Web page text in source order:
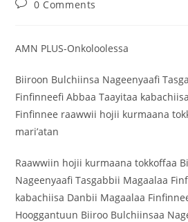
0 Comments
‎AMN PLUS-Onkoloolessa
‎Biiroon Bulchiinsa Nageenyaafi
Finfinneefi Abbaa Taayitaa
Finfinnee raawwii hojii kurmaana
mari’atan
‎Raawwiin hojii kurmaana tokkoffaa
Nageenyaafi Tasgabbii Magaalaa
kabachiisa Danbii Magaalaa
Hooggantuun Biiroo Bulchiinsaa